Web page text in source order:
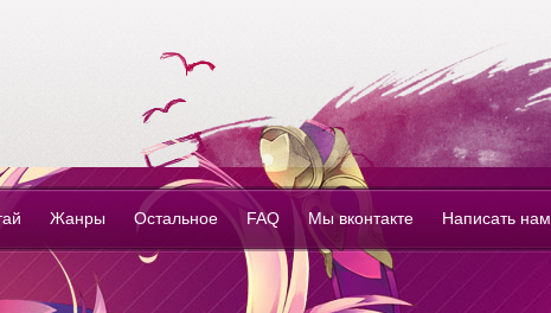
Жанры Остальное FAQ Мы вконтакте Написать нам